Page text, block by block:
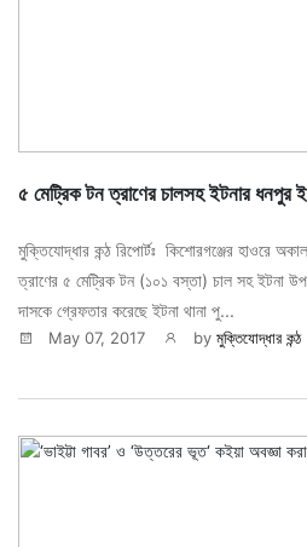
৫ মেট্রিক টন ত্রাণের চালসহ ইটনার ধনপুর
মুক্তিযোদ্ধার কন্ঠ রিপোর্টঃ কিশোরগঞ্জের হাওরে
ত্রাণের ৫ মেট্রিক টন (১০১ বস্তা) চাল সহ ইটনা
দাসকে গ্রেফতার করেছে ইটনা থানা পু...
May 07, 2017 by মুক্তিযোদ্ধার কন্ঠ